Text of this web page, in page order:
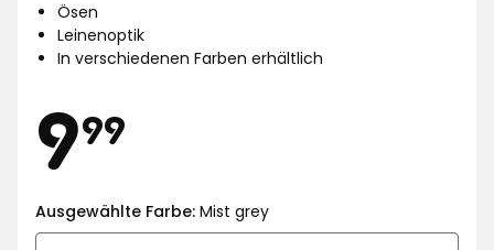
Ösen
Leinenoptik
In verschiedenen Farben erhältlich
Preis
999
€
Ausgewählte Farbe: Mist grey